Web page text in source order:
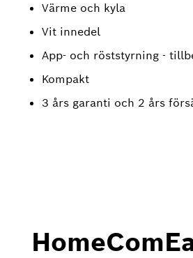
Värme och kyla
Vit innedel
App- och röststyrning -
Kompakt
3 års garanti och 2 års